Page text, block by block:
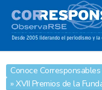
Conoce Corresponsables
» XVII Premios de la